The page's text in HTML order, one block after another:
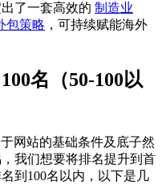
了一套高效的 制造业
包策略 ，可持续赋能海外
名（50-100以
网站的基础条件及底子然
我们想要将排名提升到首
到100名以内，以下是几